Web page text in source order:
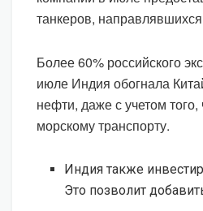
танкеров,
Более 60% российского
июле Индия обогнала
нефти, даже с учетом
морскому транспорту.
Индия также
Это позволит